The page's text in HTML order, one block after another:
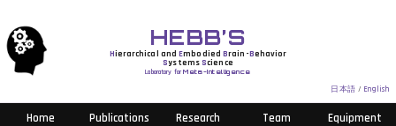
HEBB’S
Hierarchical andEmbodiedBrain-Behavior
SystemsScience
Laboratory forMeta-Intelligence
日本語 / English
Home Publications Research Team Equipment